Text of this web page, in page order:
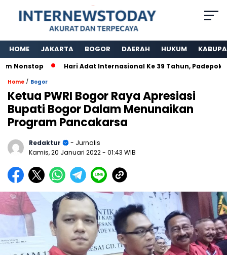
HOME JAKARTA BOGOR DAERAH HUKUM
Nonstop Hari Adat Internasional Ke 39 Tahun, Padepokan
Home / Bogor
Ketua PWRI Bogor Raya Apresiasi
Bupati Bogor Dalam Menunaikan
Program Pancakarsa
Redaktur
- Jurnalis
Kamis, 20 Januari 2022- 01:43 WIB